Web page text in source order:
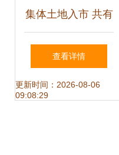
集体土地入市 共有
产权房开启房地产
市场破冰之旅
查看详情
更新时间：2026-08-06
09:08:29